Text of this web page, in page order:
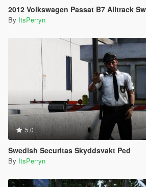
2012 Volkswagen Passat B7 Alltrack
By ItsPerryn
5.0
Swedish Securitas Skyddsvakt Ped
By ItsPerryn